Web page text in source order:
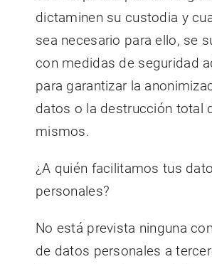
dictaminen su custodia y
sea necesario para ello, se
con medidas de seguridad
para garantizar la
datos o la destrucción total
mismos.
¿A quién facilitamos tus
personales?
No está prevista ninguna
de datos personales a